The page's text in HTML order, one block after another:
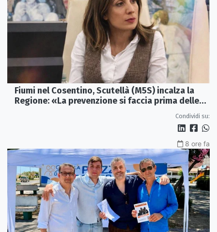
Fiumi nel Cosentino, Scutellà (M5S) incalza la
Regione: «La prevenzione si faccia prima delle
Condividi su:
8 ore fa